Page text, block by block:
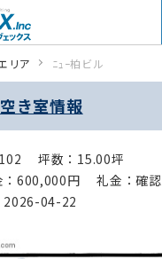
リア ﾆｭｰ柏ビル
き室情報
坪数：15.00坪
：600,000円
礼金：確認
2026-04-22